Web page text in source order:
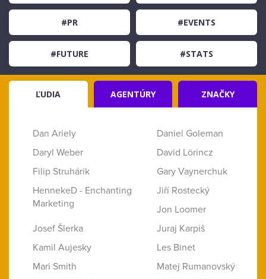
#PR #EVENTS
#FUTURE #STATS
ĽUDIA AGENTÚRY ZNAČKY
Dan Ariely
Daniel Goleman
Daryl Weber
David Lörincz
Filip Struhárik
Gary Vaynerchuk
HennekeD - Enchanting
Marketing
Jiří Rostecký
Jon Loomer
Josef Šlerka
Juraj Karpiš
Kamil Aujesky
Les Binet
Mari Smith
Matej Rumanovský